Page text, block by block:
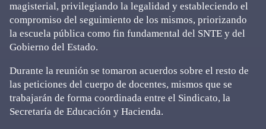
magisterial, privilegiando la legalidad y estableciendo el
compromiso del seguimiento de los mismos, priorizando
la escuela pública como fin fundamental del SNTE y del
Gobierno del Estado.
Durante la reunión se tomaron acuerdos sobre el resto de
las peticiones del cuerpo de docentes, mismos que se
trabajarán de forma coordinada entre el Sindicato, la
Secretaría de Educación y Hacienda.